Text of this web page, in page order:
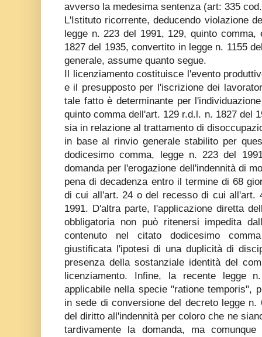
avverso la medesima sentenza (art: 335
L'Istituto ricorrente, deducendo violazione
legge n. 223 del 1991, 129, quinto
1827 del 1935, convertito in legge n. 1155
generale, assume quanto segue.
Il licenziamento costituisce l'evento
e il presupposto per l'iscrizione dei
tale fatto è determinante per
quinto comma dell'art. 129 r.d.l. n. 1827 del
sia in relazione al trattamento di
in base al rinvio generale stabilito per
dodicesimo comma, legge n. 223 del
domanda per l'erogazione dell'indennità di
pena di decadenza entro il termine di 68
di cui all'art. 24 o del recesso di cui all'art.
1991. D'altra parte, l'applicazione diretta
obbligatoria non può ritenersi impedita
contenuto nel citato dodicesimo
giustificata l'ipotesi di una duplicità di
presenza della sostanziale identità del
licenziamento. Infine, la recente legge
applicabile nella specie "ratione temporis",
in sede di conversione del decreto legge
del diritto all'indennità per coloro che ne
tardivamente la domanda, ma